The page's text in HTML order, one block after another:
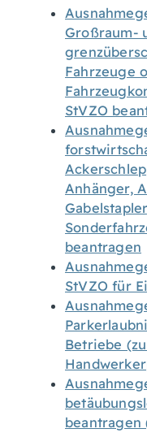
Großraum-
Fahrzeuge
StVZO
Anhänger,
beantragen
StVZO für
Betriebe
beantragen